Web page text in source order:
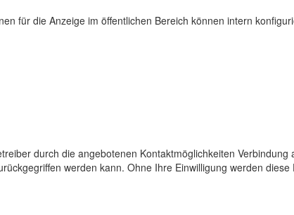
für die Anzeige im öffentlichen Bereich können intern
durch die angebotenen Kontaktmöglichkeiten
werden kann. Ohne Ihre Einwilligung werden